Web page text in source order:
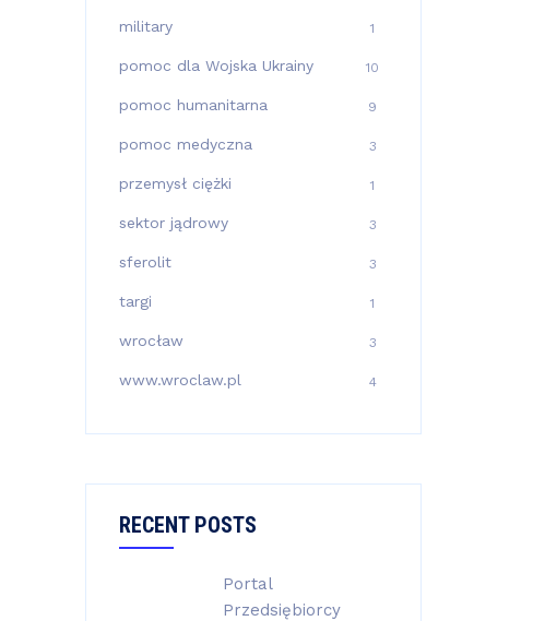
military 1
pomoc dla Wojska Ukrainy 10
pomoc humanitarna 9
pomoc medyczna 3
przemysł ciężki 1
sektor jądrowy 3
sferolit 3
targi 1
wrocław 3
www.wroclaw.pl 4
RECENT POSTS
Portal
Przedsiębiorcy